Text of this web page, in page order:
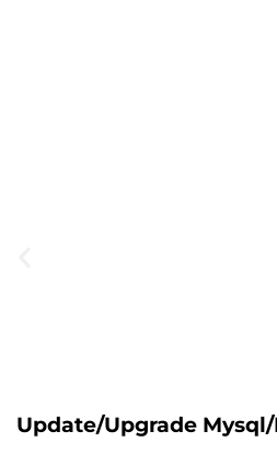
Update/Upgrade